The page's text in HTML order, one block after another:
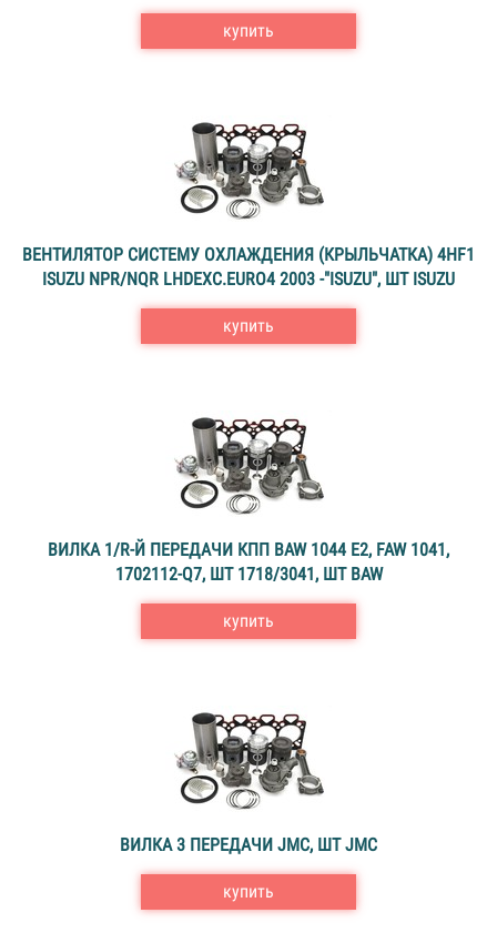
купить
ВЕНТИЛЯТОР СИСТЕМУ ОХЛАЖДЕНИЯ (КРЫЛЬЧАТКА) 4HF1
ISUZU NPR/NQR LHDEXC.EURO4 2003 -"ISUZU", ШТ ISUZU
купить
ВИЛКА 1/R-Й ПЕРЕДАЧИ КПП BAW 1044 E2, FAW 1041,
1702112-Q7, ШТ 1718/3041, ШТ BAW
купить
ВИЛКА 3 ПЕРЕДАЧИ JMC, ШТ JMC
купить